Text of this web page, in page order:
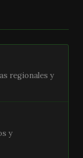
regionales y
y